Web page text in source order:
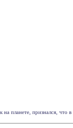
планете, признался, что